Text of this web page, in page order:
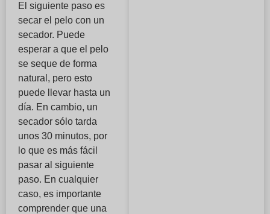
El siguiente paso es
secar el pelo con un
secador. Puede
esperar a que el pelo
se seque de forma
natural, pero esto
puede llevar hasta un
día. En cambio, un
secador sólo tarda
unos 30 minutos, por
lo que es más fácil
pasar al siguiente
paso. En cualquier
caso, es importante
comprender que una